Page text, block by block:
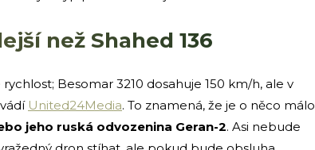
než Shahed 136
Besomar 3210 dosahuje 150 km/h, ale v
United24Media. To znamená, že je o něco málo
jeho ruská odvozenina Geran-2. Asi nebude